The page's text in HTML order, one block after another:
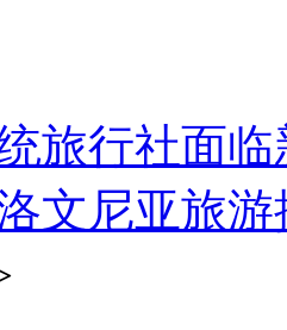
旅行社面临
文尼亚旅